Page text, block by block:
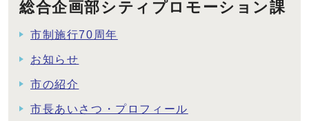
総合企画部シティプロモーション課
市制施行70周年
お知らせ
市の紹介
市長あいさつ・プロフィール